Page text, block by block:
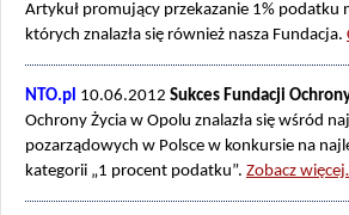
Artykuł promujący przekazanie 1% podatku
których znalazła się również nasza Fundacja.
NTO.pl 10.06.2012 Sukces Fundacji
Ochrony Życia w Opolu znalazła się wśród
pozarządowych w Polsce w konkursie na
kategorii „1 procent podatku”. Zobacz